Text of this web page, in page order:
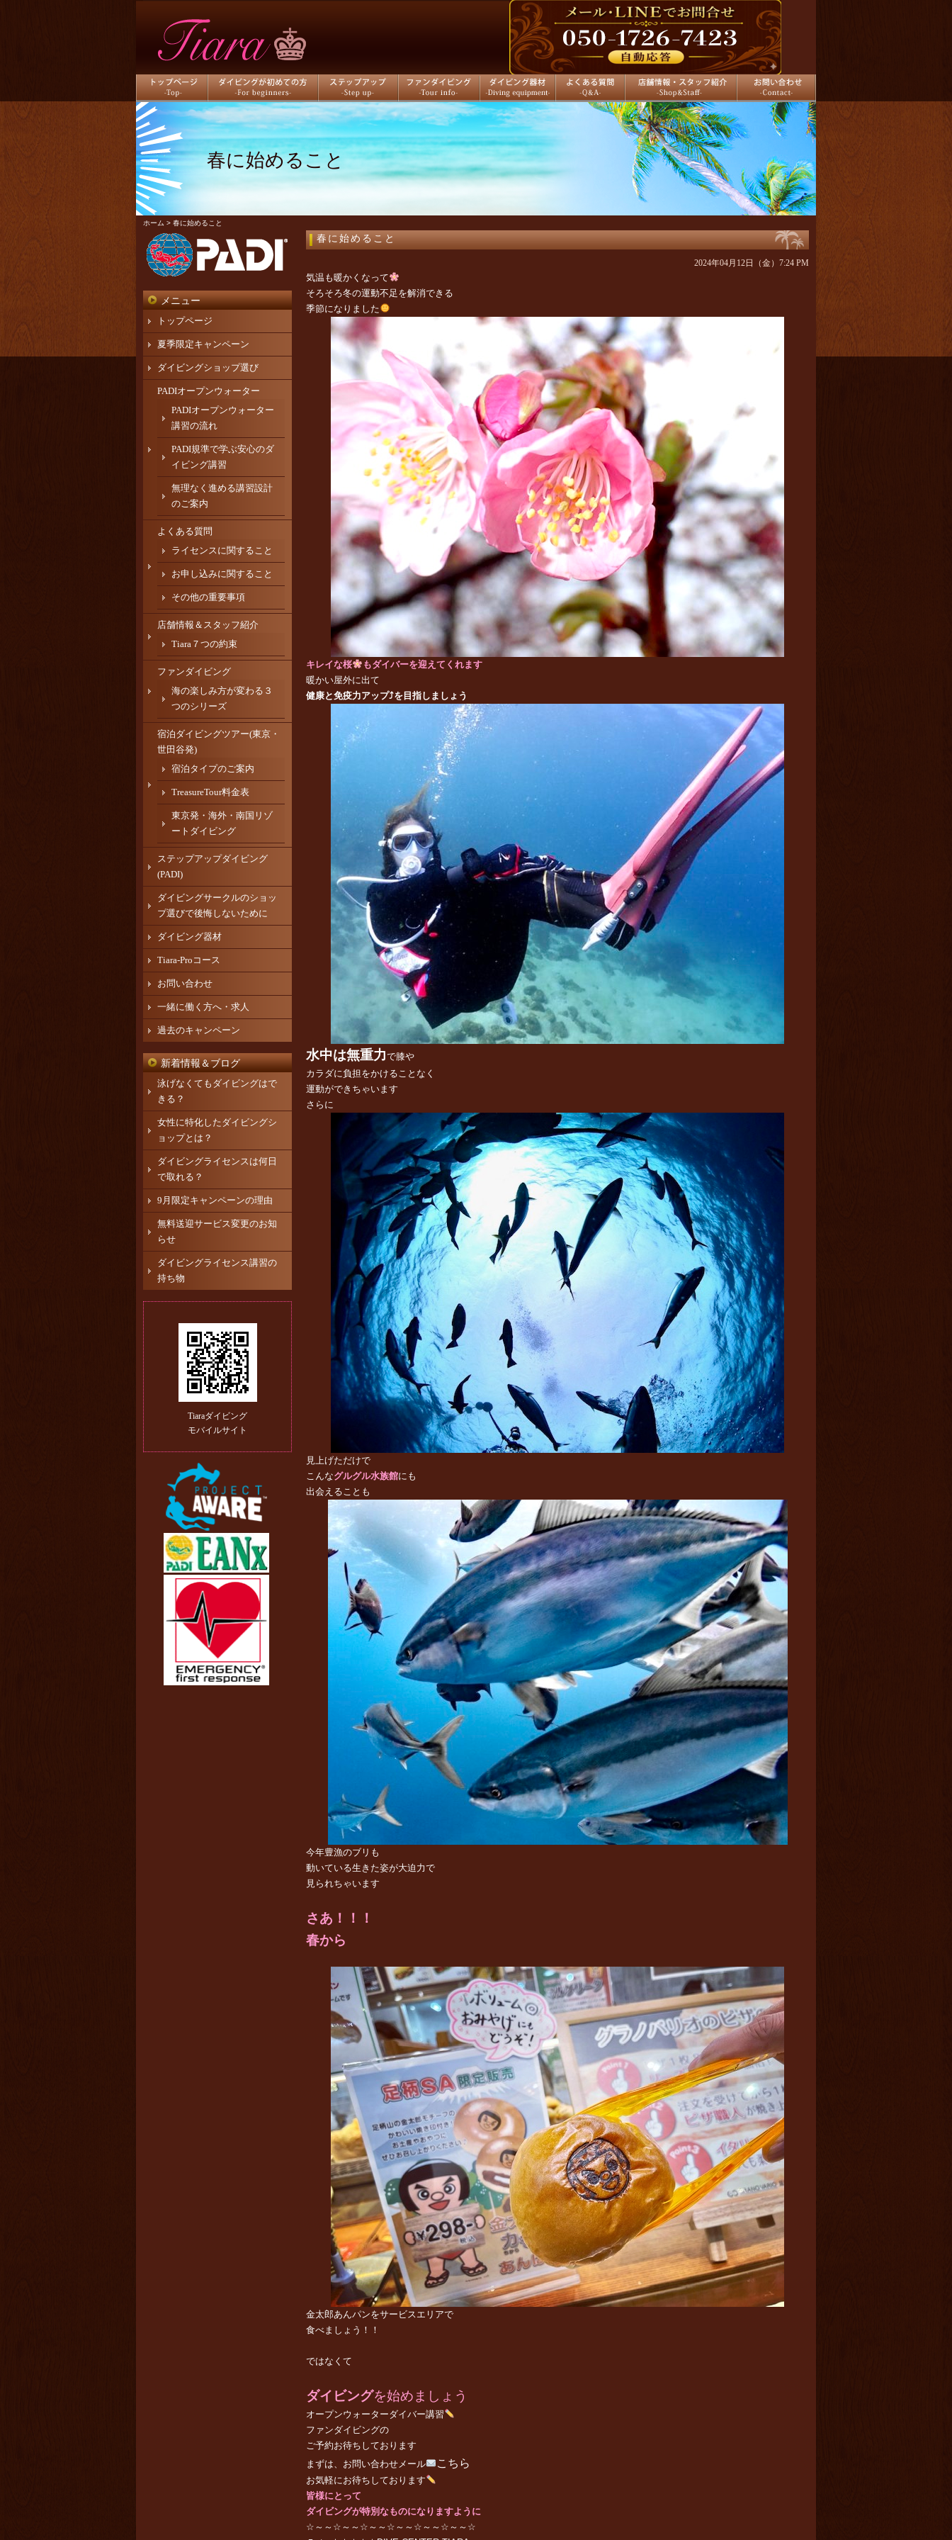
トップページ ダイビングが初めての方 ステップアップ ファンダイビング ダイビング器材 よくある質問 店舗情報 お問い合わせ
春に始めること
ホーム > 春に始めること
春に始めること
2024年04月12日（金）7:24 PM
気温も暖かくなって
そろそろ冬の運動不足を解消できる
季節になりました
キレイな桜
もダイバーを迎えてくれます
暖かい屋外に出て
健康と免疫力アップ⤴を目指しましょう
水中は無重力で膝や
カラダに負担をかけることなく
運動ができちゃいます
さらに
見上げただけで
こんなグルグル水族館にも
出会えることも
今年豊漁のブリも
動いている生きた姿が大迫力で
見られちゃいます
さあ！！！
春から
金太郎あんパンをサービスエリアで
食べましょう！！
ではなくて
ダイビングを始めましょう
オープンウォーターダイバー講習
ファンダイビングの
ご予約お待ちしております
まずは、お問い合わせメール
こちら
お気軽にお待ちしております
皆様にとって
ダイビングが特別なものになりますように
☆～～☆～～☆～～☆～～☆～～☆～～☆
メニュー
トップページ
夏季限定キャンペーン
ダイビングショップ選び
PADIオープンウォーター
PADIオープンウォーター
講習の流れ
PADI規準で学ぶ安心のダ
イビング講習
無理なく進める講習設計
のご案内
よくある質問
ライセンスに関すること
お申し込みに関すること
その他の重要事項
店舗情報＆スタッフ紹介
Tiara７つの約束
ファンダイビング
海の楽しみ方が変わる３
つのシリーズ
宿泊ダイビングツアー(東京・
世田谷発)
宿泊タイプのご案内
TreasureTour料金表
東京発・海外・南国リゾ
ートダイビング
ステップアップダイビング
(PADI)
ダイビングサークルのショッ
プ選びで後悔しないために
ダイビング器材
Tiara-Proコース
お問い合わせ
一緒に働く方へ・求人
過去のキャンペーン
新着情報＆ブログ
泳げなくてもダイビングはで
きる？
女性に特化したダイビングシ
ョップとは？
ダイビングライセンスは何日
で取れる？
9月限定キャンペーンの理由
無料送迎サービス変更のお知
らせ
ダイビングライセンス講習の
持ち物
Tiaraダイビング
モバイルサイト